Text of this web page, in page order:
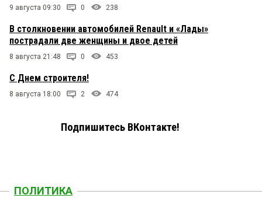
9 августа 09:30 0 238
В столкновении автомобилей Renault и «Лады»
пострадали две женщины и двое детей
8 августа 21:48 0 453
С Днем строителя!
8 августа 18:00 2 474
Подпишитесь ВКонтакте!
ПОЛИТИКА